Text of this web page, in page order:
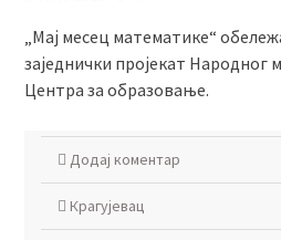
„Мај месец математике“
заједнички пројекат Народног
Центра за образовање.
Додај коментар
Крагујевац